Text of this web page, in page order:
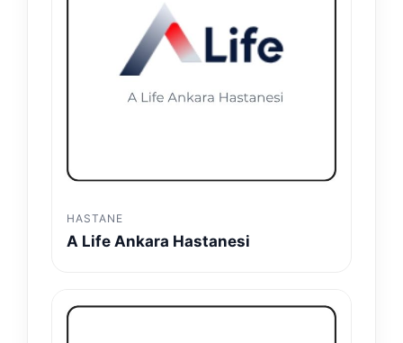
HASTANE
A Life Ankara Hastanesi